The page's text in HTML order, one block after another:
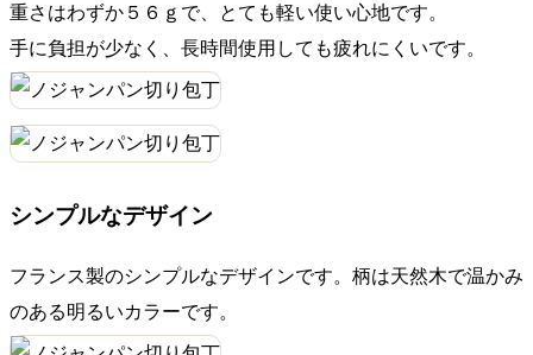
重さはわずか５６ｇで、とても軽い使い心地です。
手に負担が少なく、長時間使用しても疲れにくいです。
シンプルなデザイン
フランス製のシンプルなデザインです。柄は天然木で温かみ
のある明るいカラーです。